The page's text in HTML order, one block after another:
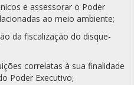
e assessorar o Poder
ao meio ambiente;
da fiscalização do disque-
correlatas à sua finalidade
Poder Executivo;